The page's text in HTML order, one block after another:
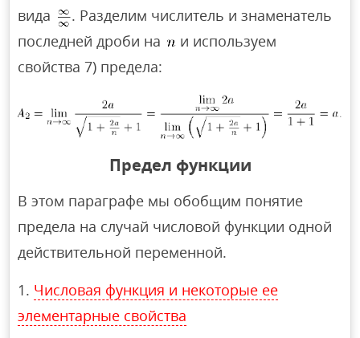
вида
. Разделим числитель и знаменатель
последней дроби на
и используем
свойства 7) предела:
Предел функции
В этом параграфе мы обобщим понятие
предела на случай числовой функции одной
действительной переменной.
Числовая функция и некоторые ее
элементарные свойства